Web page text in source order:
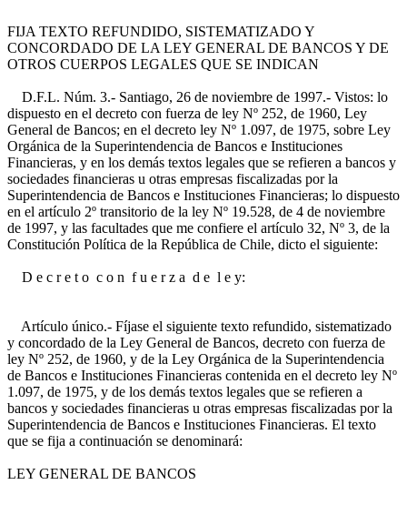
FIJA TEXTO REFUNDIDO, SISTEMATIZADO Y
CONCORDADO DE LA LEY GENERAL DE BANCOS Y DE
OTROS CUERPOS LEGALES QUE SE INDICAN
D.F.L. Núm. 3.- Santiago, 26 de noviembre de 1997.- Vistos: lo
dispuesto en el decreto con fuerza de ley Nº 252, de 1960, Ley
General de Bancos; en el decreto ley Nº 1.097, de 1975, sobre Ley
Orgánica de la Superintendencia de Bancos e Instituciones
Financieras, y en los demás textos legales que se refieren a bancos y
sociedades financieras u otras empresas fiscalizadas por la
Superintendencia de Bancos e Instituciones Financieras; lo dispuesto
en el artículo 2º transitorio de la ley Nº 19.528, de 4 de noviembre
de 1997, y las facultades que me confiere el artículo 32, Nº 3, de la
Constitución Política de la República de Chile, dicto el siguiente:
D e c r e t o c o n f u e r z a d e l e y:
Artículo único.- Fíjase el siguiente texto refundido, sistematizado
y concordado de la Ley General de Bancos, decreto con fuerza de
ley Nº 252, de 1960, y de la Ley Orgánica de la Superintendencia
de Bancos e Instituciones Financieras contenida en el decreto ley Nº
1.097, de 1975, y de los demás textos legales que se refieren a
bancos y sociedades financieras u otras empresas fiscalizadas por la
Superintendencia de Bancos e Instituciones Financieras. El texto
que se fija a continuación se denominará:
LEY GENERAL DE BANCOS